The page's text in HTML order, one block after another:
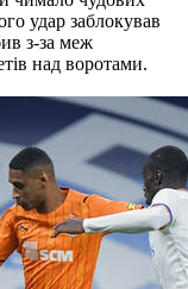
удар заблокував
з-за меж
над воротами.